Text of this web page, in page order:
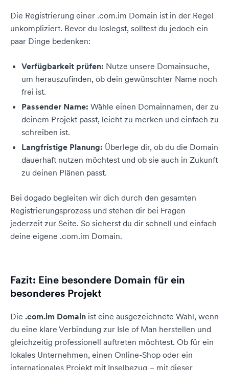
Die Registrierung einer .com.im Domain ist in der Regel
unkompliziert. Bevor du loslegst, solltest du jedoch ein
paar Dinge bedenken:
Verfügbarkeit prüfen: Nutze unsere Domainsuche,
um herauszufinden, ob dein gewünschter Name noch
frei ist.
Passender Name: Wähle einen Domainnamen, der zu
deinem Projekt passt, leicht zu merken und einfach zu
schreiben ist.
Langfristige Planung: Überlege dir, ob du die Domain
dauerhaft nutzen möchtest und ob sie auch in Zukunft
zu deinen Plänen passt.
Bei dogado begleiten wir dich durch den gesamten
Registrierungsprozess und stehen dir bei Fragen
jederzeit zur Seite. So sicherst du dir schnell und einfach
deine eigene .com.im Domain.
Fazit: Eine besondere Domain für ein
besonderes Projekt
Die .com.im Domain ist eine ausgezeichnete Wahl, wenn
du eine klare Verbindung zur Isle of Man herstellen und
gleichzeitig professionell auftreten möchtest. Ob für ein
lokales Unternehmen, einen Online-Shop oder ein
internationales Projekt mit Inselbezug – mit dieser